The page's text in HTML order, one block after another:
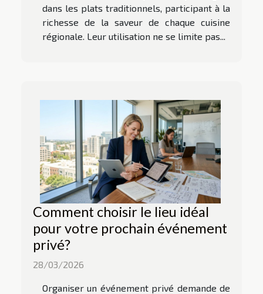
dans les plats traditionnels, participant à la
richesse de la saveur de chaque cuisine
régionale. Leur utilisation ne se limite pas...
Comment choisir le lieu idéal
pour votre prochain événement
privé?
28/03/2026
Organiser un événement privé demande de